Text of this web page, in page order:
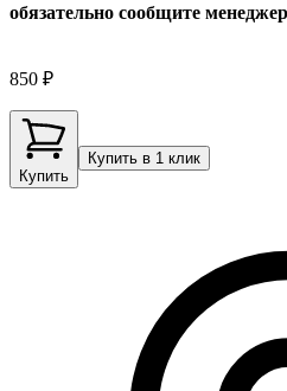
обязательно сообщите
850 ₽
Купить
Купить в 1 клик